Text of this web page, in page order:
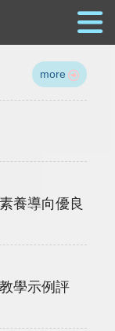
more
養導向優良
學示例評